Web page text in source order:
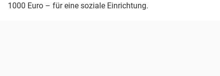
1000 Euro – für eine soziale Einrichtung.